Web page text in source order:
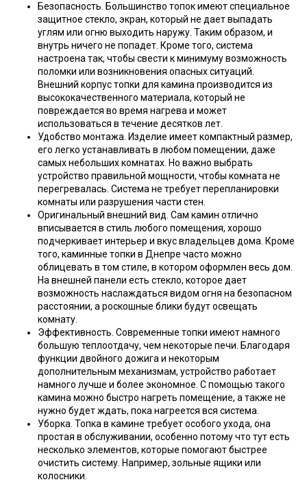
Безопасность. Большинство топок имеют специальное
защитное стекло, экран, который не дает выпадать
углям или огню выходить наружу. Таким образом, и
внутрь ничего не попадет. Кроме того, система
настроена так, чтобы свести к минимуму возможность
поломки или возникновения опасных ситуаций.
Внешний корпус топки для камина производится из
высококачественного материала, который не
повреждается во время нагрева и может
использоваться в течение десятков лет.
Удобство монтажа. Изделие имеет компактный размер,
его легко устанавливать в любом помещении, даже
самых небольших комнатах. Но важно выбрать
устройство правильной мощности, чтобы комната не
перегревалась. Система не требует перепланировки
комнаты или разрушения части стен.
Оригинальный внешний вид. Сам камин отлично
вписывается в стиль любого помещения, хорошо
подчеркивает интерьер и вкус владельцев дома. Кроме
того, каминные топки в Днепре часто можно
облицевать в том стиле, в котором оформлен весь дом.
На внешней панели есть стекло, которое дает
возможность наслаждаться видом огня на безопасном
расстоянии, а роскошные блики будут освещать
комнату.
Эффективность. Современные топки имеют намного
большую теплоотдачу, чем некоторые печи. Благодаря
функции двойного дожига и некоторым
дополнительным механизмам, устройство работает
намного лучше и более экономное. С помощью такого
камина можно быстро нагреть помещение, а также не
нужно будет ждать, пока нагреется вся система.
Уборка. Топка в камине требует особого ухода, она
простая в обслуживании, особенно потому что тут есть
несколько элементов, которые помогают быстрее
очистить систему. Например, зольные ящики или
колосники.